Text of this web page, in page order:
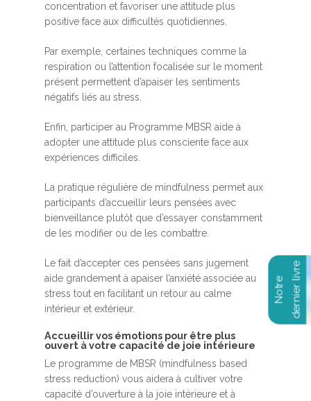
concentration et favoriser une attitude plus
positive face aux difficultés quotidiennes.
Par exemple, certaines techniques comme la
respiration ou l’attention focalisée sur le moment
présent permettent d’apaiser les sentiments
négatifs liés au stress.
Enfin, participer au Programme MBSR aide à
adopter une attitude plus consciente face aux
expériences difficiles.
La pratique régulière de mindfulness permet aux
participants d’accueillir leurs pensées avec
bienveillance plutôt que d’essayer constamment
de les modifier ou de les combattre.
Le fait d’accepter ces pensées sans jugement
aide grandement à apaiser l’anxiété associée au
stress tout en facilitant un retour au calme
intérieur et extérieur.
Accueillir vos émotions pour être plus
ouvert à votre capacité de joie intérieure
Le programme de MBSR (mindfulness based
stress reduction) vous aidera à cultiver votre
capacité d’ouverture à la joie intérieure et à